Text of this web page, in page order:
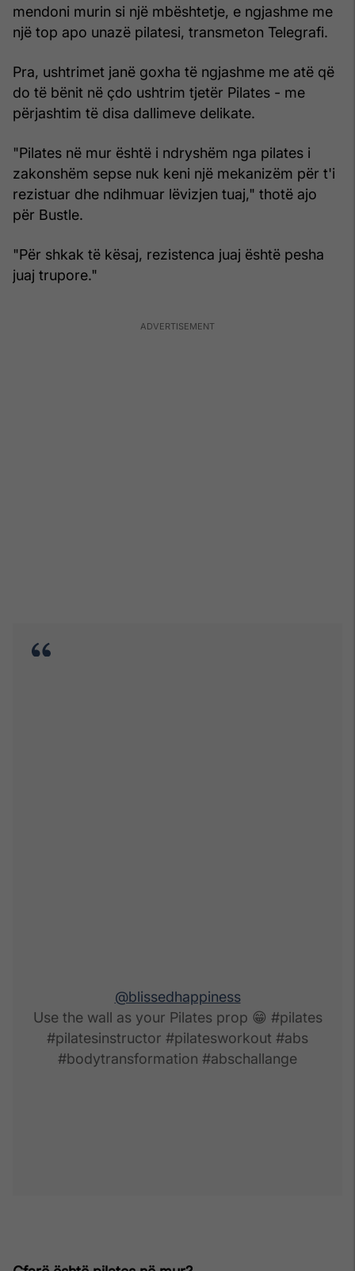
mendoni murin si një mbështetje, e ngjashme me
një top apo unazë pilatesi, transmeton Telegrafi.
Pra, ushtrimet janë goxha të ngjashme me atë që
do të bënit në çdo ushtrim tjetër Pilates - me
përjashtim të disa dallimeve delikate.
"Pilates në mur është i ndryshëm nga pilates i
zakonshëm sepse nuk keni një mekanizëm për t'i
rezistuar dhe ndihmuar lëvizjen tuaj," thotë ajo
për Bustle.
"Për shkak të kësaj, rezistenca juaj është pesha
juaj trupore."
@blissedhappiness
Use the wall as your Pilates prop 😁 #pilates
#pilatesinstructor #pilatesworkout #abs
#bodytransformation #abschallange